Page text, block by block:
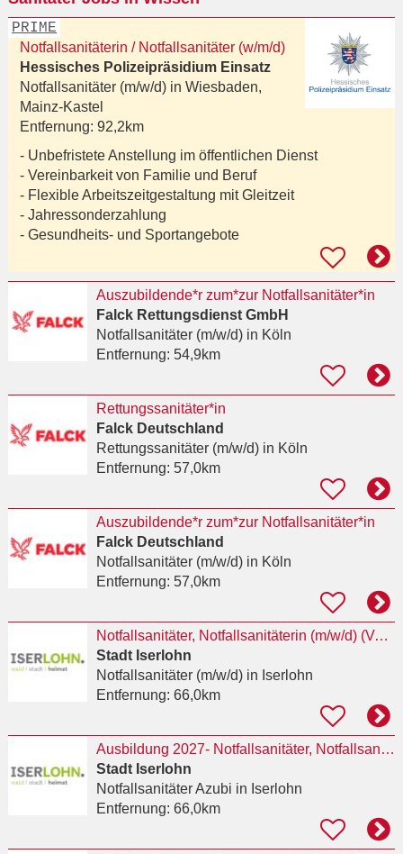
PRIME
Notfallsanitäterin / Notfallsanitäter (w/m/d)
Hessisches Polizeipräsidium Einsatz
Notfallsanitäter (m/w/d) in Wiesbaden,
Mainz-Kastel
Entfernung: 92,2km
- Unbefristete Anstellung im öffentlichen Dienst
- Vereinbarkeit von Familie und Beruf
- Flexible Arbeitszeitgestaltung mit Gleitzeit
- Jahressonderzahlung
- Gesundheits- und Sportangebote
Auszubildende*r zum*zur Notfallsanitäter*in
Falck Rettungsdienst GmbH
Notfallsanitäter (m/w/d)in Köln
Entfernung: 54,9km
Rettungssanitäter*in
Falck Deutschland
Rettungssanitäter (m/w/d)in Köln
Entfernung: 57,0km
Auszubildende*r zum*zur Notfallsanitäter*in
Falck Deutschland
Notfallsanitäter (m/w/d)in Köln
Entfernung: 57,0km
Notfallsanitäter, Notfallsanitäterin (m/w/d) (Vollzeit bzw. Teilzeit, unbefristet)
Stadt Iserlohn
Notfallsanitäter (m/w/d)in Iserlohn
Entfernung: 66,0km
Ausbildung 2027- Notfallsanitäter, Notfallsanitäterin (m/w/d)
Stadt Iserlohn
Notfallsanitäter Azubi in Iserlohn
Entfernung: 66,0km